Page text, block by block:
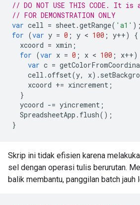
// DO NOT USE THIS CODE. It is
// FOR DEMONSTRATION ONLY
var cell = sheet.getRange( 'a1' );
for (var y = 0 ; y < 100 ; y++)
{
xcoord = xmin ;
for (var x = 0 ; x < 100 ; x++)
var c =
cell .offset(y, x).
xcoord += xincrement ;
}
ycoord -= yincrement ;
SpreadsheetApp . flush();
}
Skrip ini tidak efisien karena
sel dengan operasi tulis berurutan.
balik membantu, panggilan batch jauh